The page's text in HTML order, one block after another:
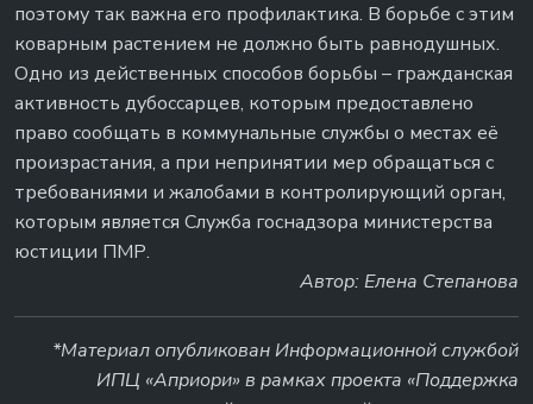
поэтому так важна его профилактика. В борьбе с этим
коварным растением не должно быть равнодушных.
Одно из действенных способов борьбы – гражданская
активность дубоссарцев, которым предоставлено
право сообщать в коммунальные службы о местах её
произрастания, а при непринятии мер обращаться с
требованиями и жалобами в контролирующий орган,
которым является Служба госнадзора министерства
юстиции ПМР.
Автор: Елена Степанова
*Материал опубликован Информационной службой
ИПЦ «Априори» в рамках проекта «Поддержка